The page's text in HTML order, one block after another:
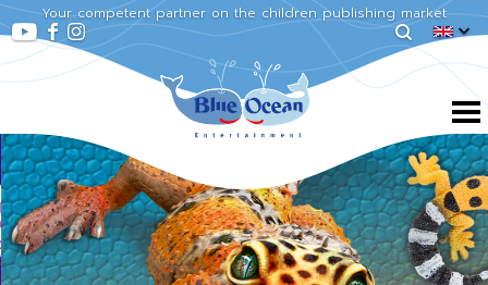
Your competent partner on the children publishing market